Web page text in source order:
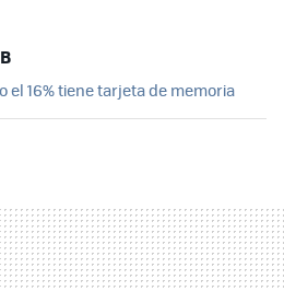
el 16% tiene tarjeta de memoria